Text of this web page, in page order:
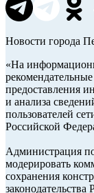
Новости города
«На
предоставления
и анализа
пользователей
Российской
Администрация
модерировать
сохранения